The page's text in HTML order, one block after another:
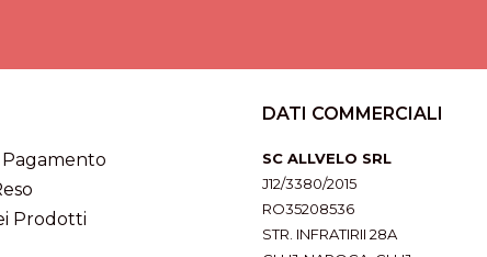
Prodotti
DATI COMMERCIALI
SC ALLVELO SRL
J12/3380/2015
RO35208536
STR. INFRATIRII 28A